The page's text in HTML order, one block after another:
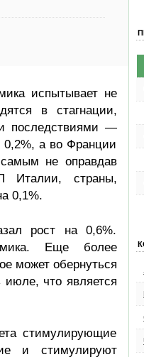
испытывает не
в стагнации,
последствиями —
0,2%, а во Франции
не оправдав
Италии, страны,
0,1%.
рост на 0,6%.
Еще более
может обернуться
что является
стимулирующие
и стимулируют